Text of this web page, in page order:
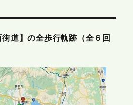
道】の全歩行軌跡（全６回